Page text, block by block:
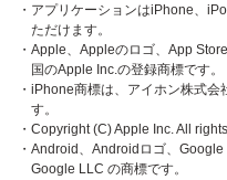
・アプリケーションはiPhone、
ただけます。
・Apple、Appleのロゴ、App
国のApple Inc.の登録商標です。
・iPhone商標は、アイホン株式
す。
・Copyright (C) Apple Inc. All
・Android、Androidロゴ、
Google LLC の商標です。